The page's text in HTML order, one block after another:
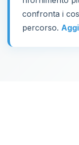
confronta i
percorso.